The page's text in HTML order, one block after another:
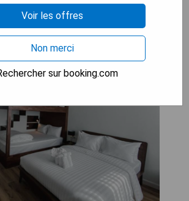
Voir les offres
Non merci
sur booking.com